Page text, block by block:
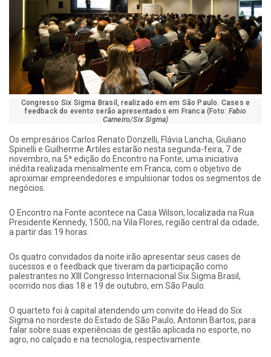
Congresso Six Sigma Brasil, realizado em em São Paulo. Cases e
feedback do evento serão apresentados em Franca (Foto: Fabio
Carneiro/Six Sigma)
Os empresários Carlos Renato Donzelli, Flávia Lancha, Giuliano
Spinelli e Guilherme Artiles estarão nesta segunda-feira, 7 de
novembro, na 5ª edição do Encontro na Fonte, uma iniciativa
inédita realizada mensalmente em Franca, com o objetivo de
aproximar empreendedores e impulsionar todos os segmentos de
negócios.
O Encontro na Fonte acontece na Casa Wilson, localizada na Rua
Presidente Kennedy, 1500, na Vila Flores, região central da cidade,
a partir das 19 horas.
Os quatro convidados da noite irão apresentar seus cases de
sucessos e o feedback que tiveram da participação como
palestrantes no XIII Congresso Internacional Six Sigma Brasil,
ocorrido nos dias 18 e 19 de outubro, em São Paulo.
O quarteto foi à capital atendendo um convite do Head do Six
Sigma no nordeste do Estado de São Paulo, Antonin Bartos, para
falar sobre suas experiências de gestão aplicada no esporte, no
agro, no calçado e na tecnologia, respectivamente.